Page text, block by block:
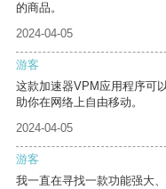
的商品。
2024-04-05
游客
这款加速器VPM应用程序可
助你在网络上自由移动。
2024-04-05
游客
我一直在寻找一款功能强大